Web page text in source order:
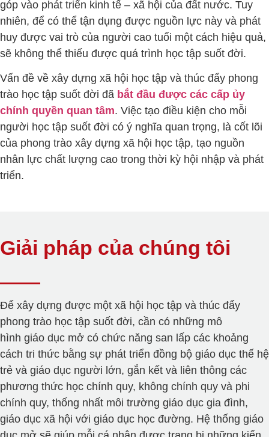
góp vào phát triển kinh tế – xã hội của đất nước. Tuy
nhiên, để có thể tận dụng được nguồn lực này và phát
huy được vai trò của người cao tuổi một cách hiệu quả,
sẽ không thể thiếu được quá trình học tập suốt đời.
Vấn đề về xây dựng xã hội học tập và thúc đẩy phong
trào học tập suốt đời đã bắt đầu được các cấp ủy
chính quyền quan tâm. Việc tạo điều kiện cho mỗi
người học tập suốt đời có ý nghĩa quan trọng, là cốt lõi
của phong trào xây dựng xã hội học tập, tạo nguồn
nhân lực chất lượng cao trong thời kỳ hội nhập và phát
triển.
Giải pháp của chúng tôi
Để xây dựng được một xã hội học tập và thúc đẩy
phong trào học tập suốt đời, cần có những mô
hình giáo dục mở có chức năng san lấp các khoảng
cách tri thức bằng sự phát triển đồng bộ giáo dục thế hệ
trẻ và giáo dục người lớn, gắn kết và liên thông các
phương thức học chính quy, không chính quy và phi
chính quy, thống nhất môi trường giáo dục gia đình,
giáo dục xã hội với giáo dục học đường. Hệ thống giáo